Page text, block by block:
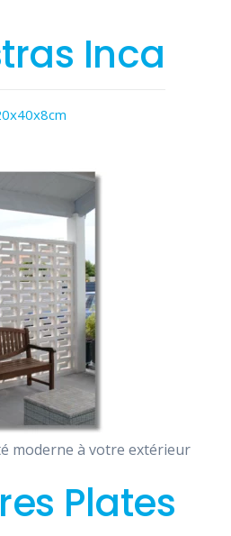
Inca
moderne à votre extérieur
Plates